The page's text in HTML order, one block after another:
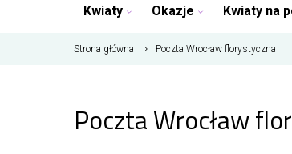
Kwiaty Okazje Kwiaty na
Strona główna Poczta Wrocław florystyczna
Poczta Wrocław